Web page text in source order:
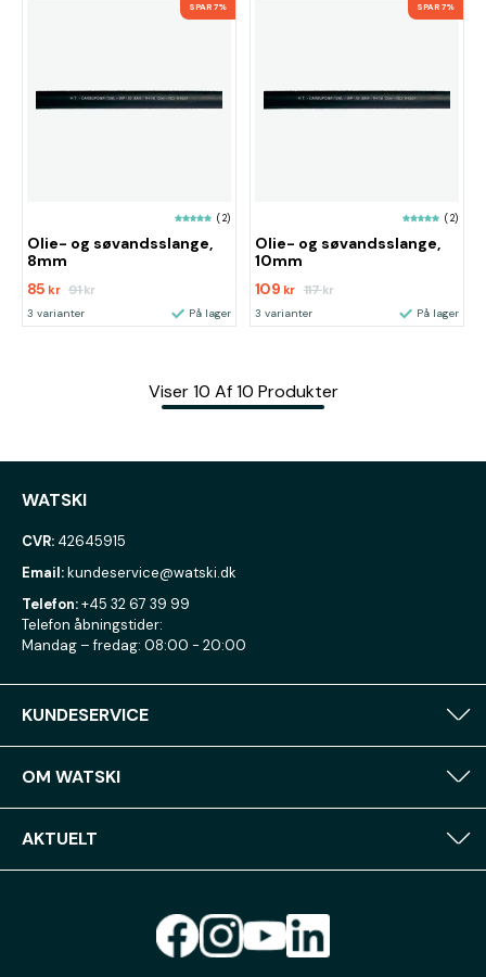
SPAR 7%
(2)
Olie- og søvandsslange,
8mm
85 kr 91kr
3 varianter På lager
SPAR 7%
(2)
Olie- og søvandsslange,
10mm
109 kr 117kr
3 varianter På lager
Viser 10 Af 10 Produkter
WATSKI
CVR: 42645915
Email:kundeservice@watski.dk
Telefon:+45 32 67 39 99
Telefon åbningstider:
Mandag – fredag: 08:00 - 20:00
KUNDESERVICE
OM WATSKI
AKTUELT